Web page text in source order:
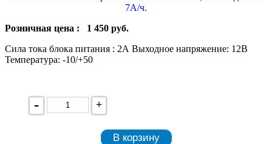
7А/ч.
Розничная цена : 1 450 руб.
Сила тока блока питания : 2А Выходное напряжение: 12В
Температура: -10/+50
- +
В корзину